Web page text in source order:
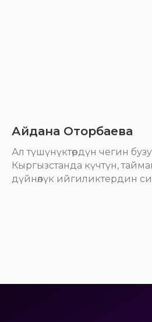
Айдана Оторбаева
Ал түшүнүктөрдүн чегин
Кыргызстанда күчтүн,
дүйнөлүк ийгиликтердин